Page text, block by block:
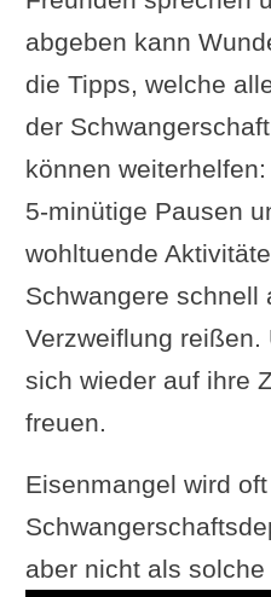
abgeben kann
die Tipps, welche
der
können
5-minütige Pausen
wohltuende
Schwangere schnell
Verzweiflung
sich wieder auf ihre
freuen.
Eisenmangel wird
aber nicht als solche